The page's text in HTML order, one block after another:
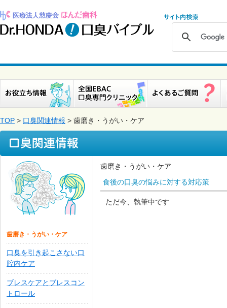
TOP > 口臭関連情報 > 歯磨き・うがい・ケア
歯磨き・うがい・ケア
口臭を引き起こさない口
腔内ケア
ブレスケアとブレスコン
トロール
歯磨き・うがい・ケア
食後の口臭の悩みに対する対応策
ただ今、執筆中です